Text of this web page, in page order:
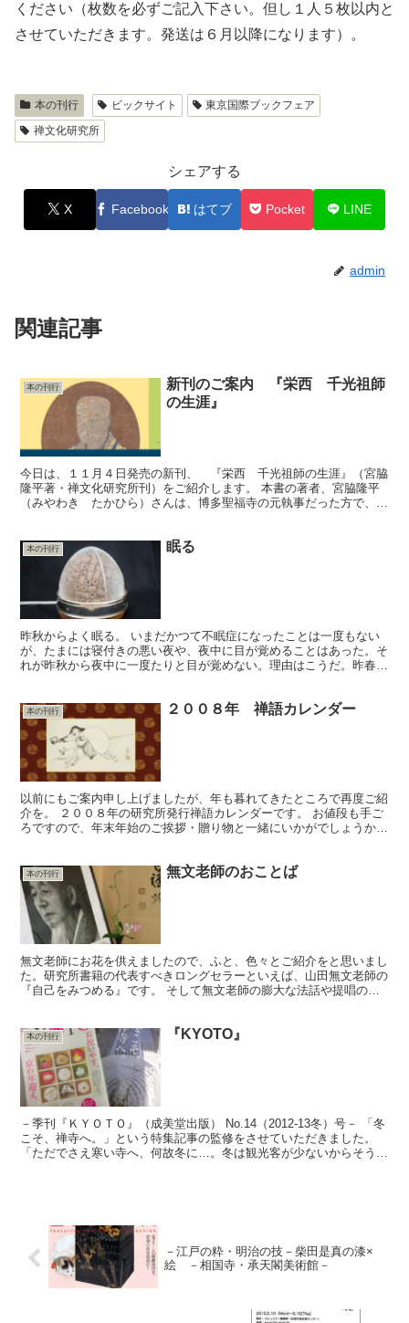
ください（枚数を必ずご記入下さい。但し１人５枚以内と
させていただきます。発送は６月以降になります）。
本の刊行 ビックサイト
東京国際ブックフェア
禅文化研究所
シェアする
X Facebook はてブ Pocket LINE
admin
関連記事
本の刊行
新刊のご案内 『栄西 千光祖師
の生涯』
今日は、１１月４日発売の新刊、 『栄西 千光祖師の生涯』（宮脇
隆平著・禅文化研究所刊）をご紹介します。 本書の著者、宮脇隆平
（みやわき たかひら）さんは、博多聖福寺の元執事だった方で、平
本の刊行 眠る
昨秋からよく眠る。 いまだかつて不眠症になったことは一度もない
が、たまには寝付きの悪い夜や、夜中に目が覚めることはあった。そ
れが昨秋から夜中に一度たりと目が覚めない。理由はこうだ。昨春だ
本の刊行 ２００８年 禅語カレンダー
以前にもご案内申し上げましたが、年も暮れてきたところで再度ご紹
介を。 ２００８年の研究所発行禅語カレンダーです。 お値段も手ご
ろですので、年末年始のご挨拶・贈り物と一緒にいかがでしょうか。
本の刊行 無文老師のおことば
無文老師にお花を供えましたので、ふと、色々とご紹介をと思いまし
た。研究所書籍の代表すべきロングセラーといえば、山田無文老師の
『自己をみつめる』です。 そして無文老師の膨大な法話や提唱の中
本の刊行 『KYOTO』
－季刊『ＫＹＯＴＯ』（成美堂出版） No.14（2012-13冬）号－ 「冬
こそ、禅寺へ。」という特集記事の監修をさせていただきました。
「ただでさえ寒い寺へ、何故冬に…。冬は観光客が少ないからそうや
－江戸の粋・明治の技－柴田是真の漆×
絵 －相国寺・承天閣美術館－